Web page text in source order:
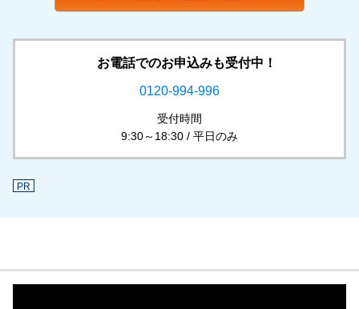
お電話でのお申込みも受付中！
0120-994-996
受付時間
9:30～18:30 / 平日のみ
PR